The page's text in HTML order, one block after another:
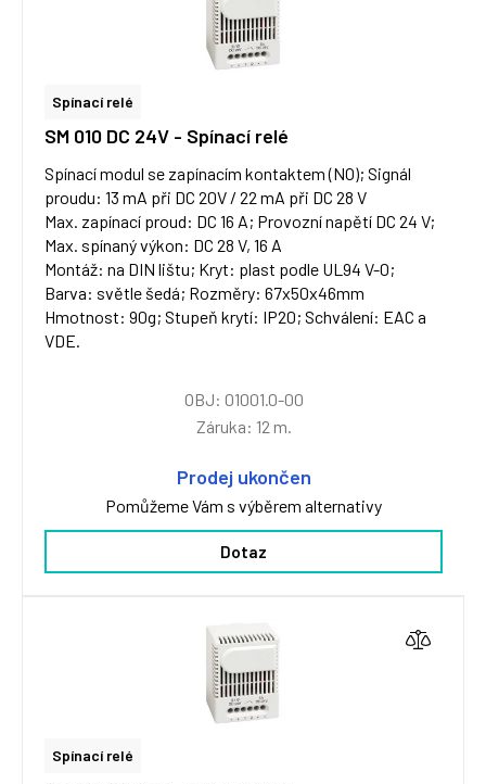
Spínací relé
SM 010 DC 24V - Spínací relé
Spínací modul se zapínacím kontaktem (NO); Signál
proudu: 13 mA při DC 20V / 22 mA při DC 28 V
Max. zapínací proud: DC 16 A; Provozní napětí DC 24 V;
Max. spínaný výkon: DC 28 V, 16 A
Montáž: na DIN lištu; Kryt: plast podle UL94 V-0;
Barva: světle šedá; Rozměry: 67x50x46mm
Hmotnost: 90g; Stupeň krytí: IP20; Schválení: EAC a
VDE.
OBJ: 01001.0-00
Záruka: 12 m.
Prodej ukončen
Pomůžeme Vám s výběrem alternativy
Dotaz
Spínací relé